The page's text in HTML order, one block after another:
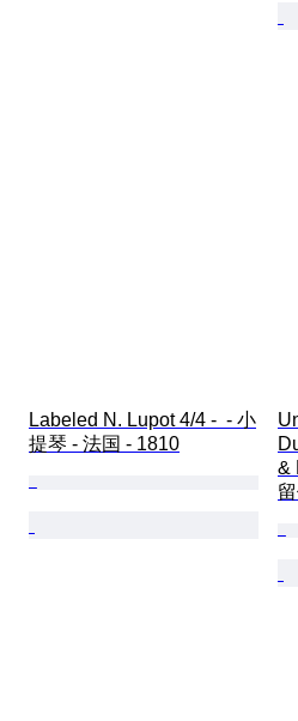
Labeled N. Lupot 4/4 -  - 小
提琴 - 法国 - 1810
&